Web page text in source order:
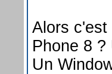
Alors c'est
Phone 8 ?
Un